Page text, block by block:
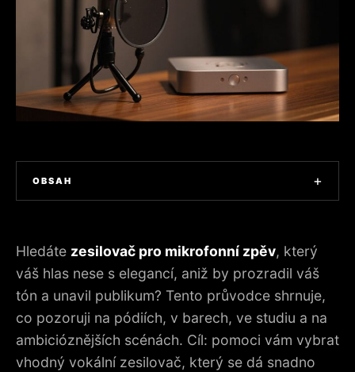
OBSAH +
2. KRITÉRIA VÝBĚRU, OD TERÉNU PO NÁKUP
3. JAKÝ „TYP“ VOKÁLNÍHO ZESILOVAČE PODLE POUŽITÍ?
4. ZKUŠENÉ PŘÍKLADY: KONFIGURACE, KTERÉ
PROKÁZALY SVOU ÚČINNOST
5. MODELY, NA KTERÉ SE VYPLATÍ DÍVAT V ROCE 2026
Hledáte zesilovač pro mikrofonní zpěv, který
váš hlas nese s elegancí, aniž by prozradil váš
tón a unavil publikum? Tento průvodce shrnuje,
co pozoruji na pódiích, v barech, ve studiu a na
ambicióznějších scénách. Cíl: pomoci vám vybrat
vhodný vokální zesilovač, který se dá snadno